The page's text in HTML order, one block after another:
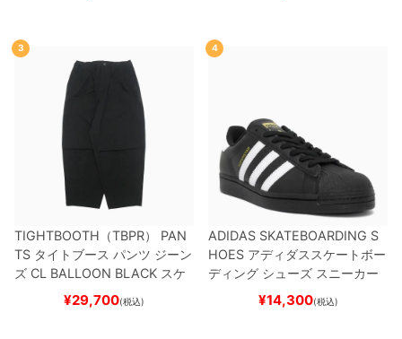
3
TIGHTBOOTH（TBPR） PAN
TS タイトブース パンツ ジーン
ズ CL BALLOON BLACK スケ
ートボード スケボー
¥29,700(税込)
4
ADIDAS SKATEBOARDING S
HOES アディダススケートボー
ディング シューズ スニーカー
スーパースター SUPERSTAR A
BLACK/WHITE/WHITE
¥14,300(税込)